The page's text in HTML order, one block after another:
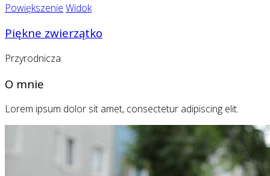
Powiększenie Widok
Piękne zwierzątko
Przyrodnicza
O mnie
Lorem ipsum dolor sit amet, consectetur adipiscing elit.